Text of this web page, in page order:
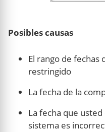
Posibles causas
El rango de fechas
restringido
La fecha de la
La fecha que
sistema es